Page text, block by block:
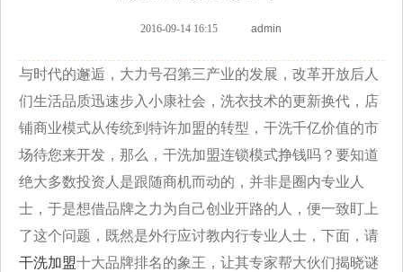
2016-09-14 16:15 admin
与时代的邂逅，大力号召第三产业的发展，改革开放后人
们生活品质迅速步入小康社会，洗衣技术的更新换代，店
铺商业模式从传统到特许加盟的转型，干洗千亿价值的市
场待您来开发，那么，干洗加盟连锁模式挣钱吗？要知道
绝大多数投资人是跟随商机而动的，并非是圈内专业人
士，于是想借品牌之力为自己创业开路的人，便一致盯上
了这个问题，既然是外行应讨教内行专业人士，下面，请
干洗加盟十大品牌排名的象王，让其专家帮大伙们揭晓谜